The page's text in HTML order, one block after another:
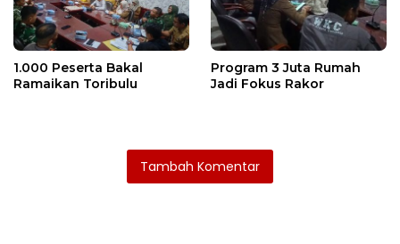
1.000 Peserta Bakal
Ramaikan Toribulu
Program 3 Juta Rumah
Jadi Fokus Rakor
Tambah Komentar